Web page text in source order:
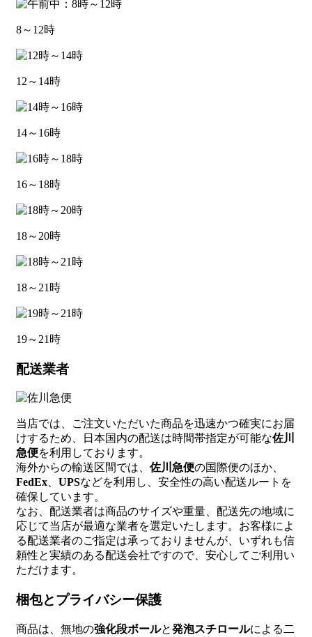
8～12時
12～14時
14～16時
16～18時
18～20時
18～21時
19～21時
配送業者
当店では、ご注文いただいた商品を迅速かつ確実にお届
けするため、日本国内の配送は時間帯指定が可能な佐川
急便を利用しております。
海外からの輸送区間では、 佐川急便の国際便のほか、
FedEx
UPSなどを利用し、安全性の高い配送ルートを
確保しています。
なお、配送業者は商品のサイズや重量、配送先の地域に
応じて当店が最適な業者を選定いたします。お客様によ
る配送業者のご指定は承っておりませんが、いずれも信
頼性と実績のある配送会社ですので、安心してご利用い
ただけます。
梱包とプライバシー保護
商品は、無地の強化段ボールと発泡スチロールによる二